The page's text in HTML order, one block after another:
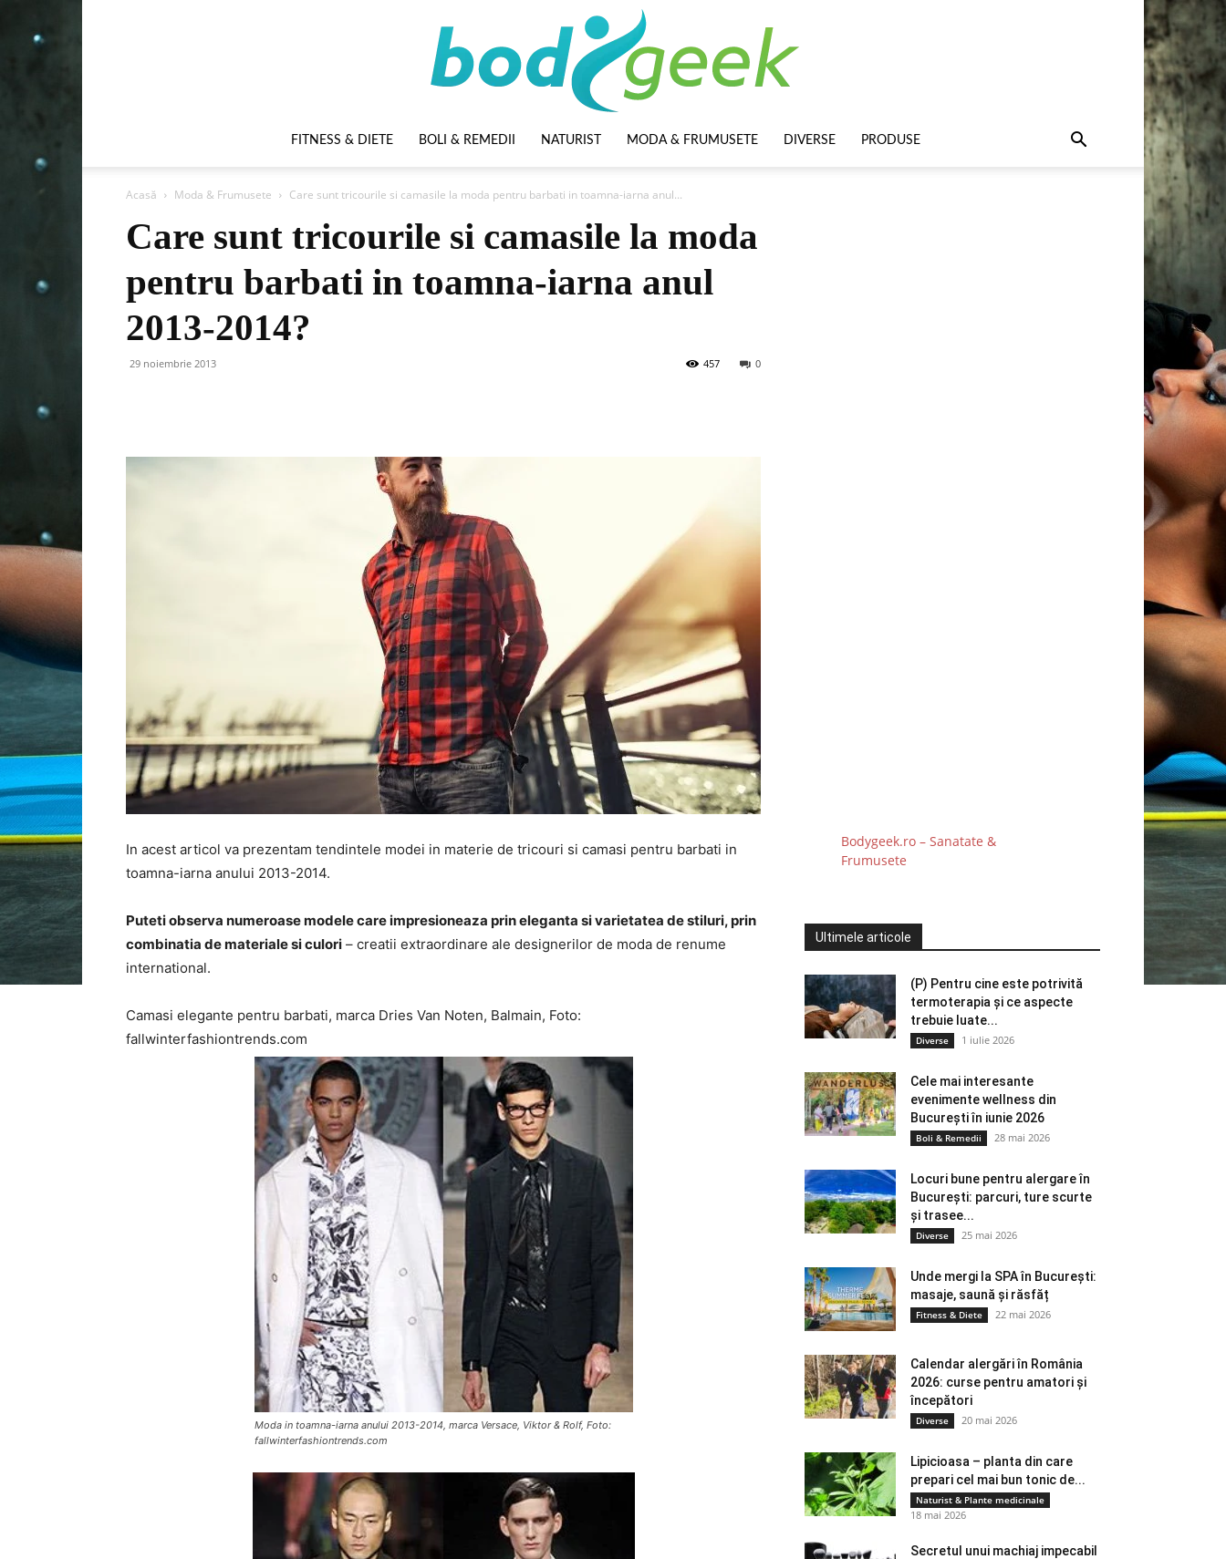
FITNESS & DIETE BOLI & REMEDII NATURIST MODA & FRUMUSETE DIVERSE PRODUSE
Acasă Moda & Frumusete Care sunt tricourile si camasile la moda pentru barbati in toamna-iarna anul...
Care sunt tricourile si camasile la moda
pentru barbati in toamna-iarna anul
2013-2014?
29 noiembrie 2013 0
457
In acest articol va prezentam tendintele modei in materie de tricouri si camasi pentru barbati in
toamna-iarna anului 2013-2014.
Puteti observa numeroase modele care impresioneaza prin eleganta si varietatea de stiluri, prin
combinatia de materiale si culori – creatii extraordinare ale designerilor de moda de renume
international.
Camasi elegante pentru barbati, marca Dries Van Noten, Balmain, Foto:
fallwinterfashiontrends.com
Moda in toamna-iarna anului 2013-2014, marca Versace, Viktor & Rolf, Foto:
fallwinterfashiontrends.com
Bodygeek.ro – Sanatate &
Frumusete
Ultimele articole
(P) Pentru cine este potrivită
termoterapia și ce aspecte
trebuie luate...
Diverse 1 iulie 2026
Cele mai interesante
evenimente wellness din
București în iunie 2026
Boli & Remedii 28 mai 2026
Locuri bune pentru alergare în
București: parcuri, ture scurte
și trasee...
Diverse 25 mai 2026
Unde mergi la SPA în București:
masaje, saună și răsfăț
Fitness & Diete 22 mai 2026
Calendar alergări în România
2026: curse pentru amatori și
începători
Diverse 20 mai 2026
Lipicioasa – planta din care
prepari cel mai bun tonic de...
Naturist & Plante medicinale
18 mai 2026
Secretul unui machiaj impecabil